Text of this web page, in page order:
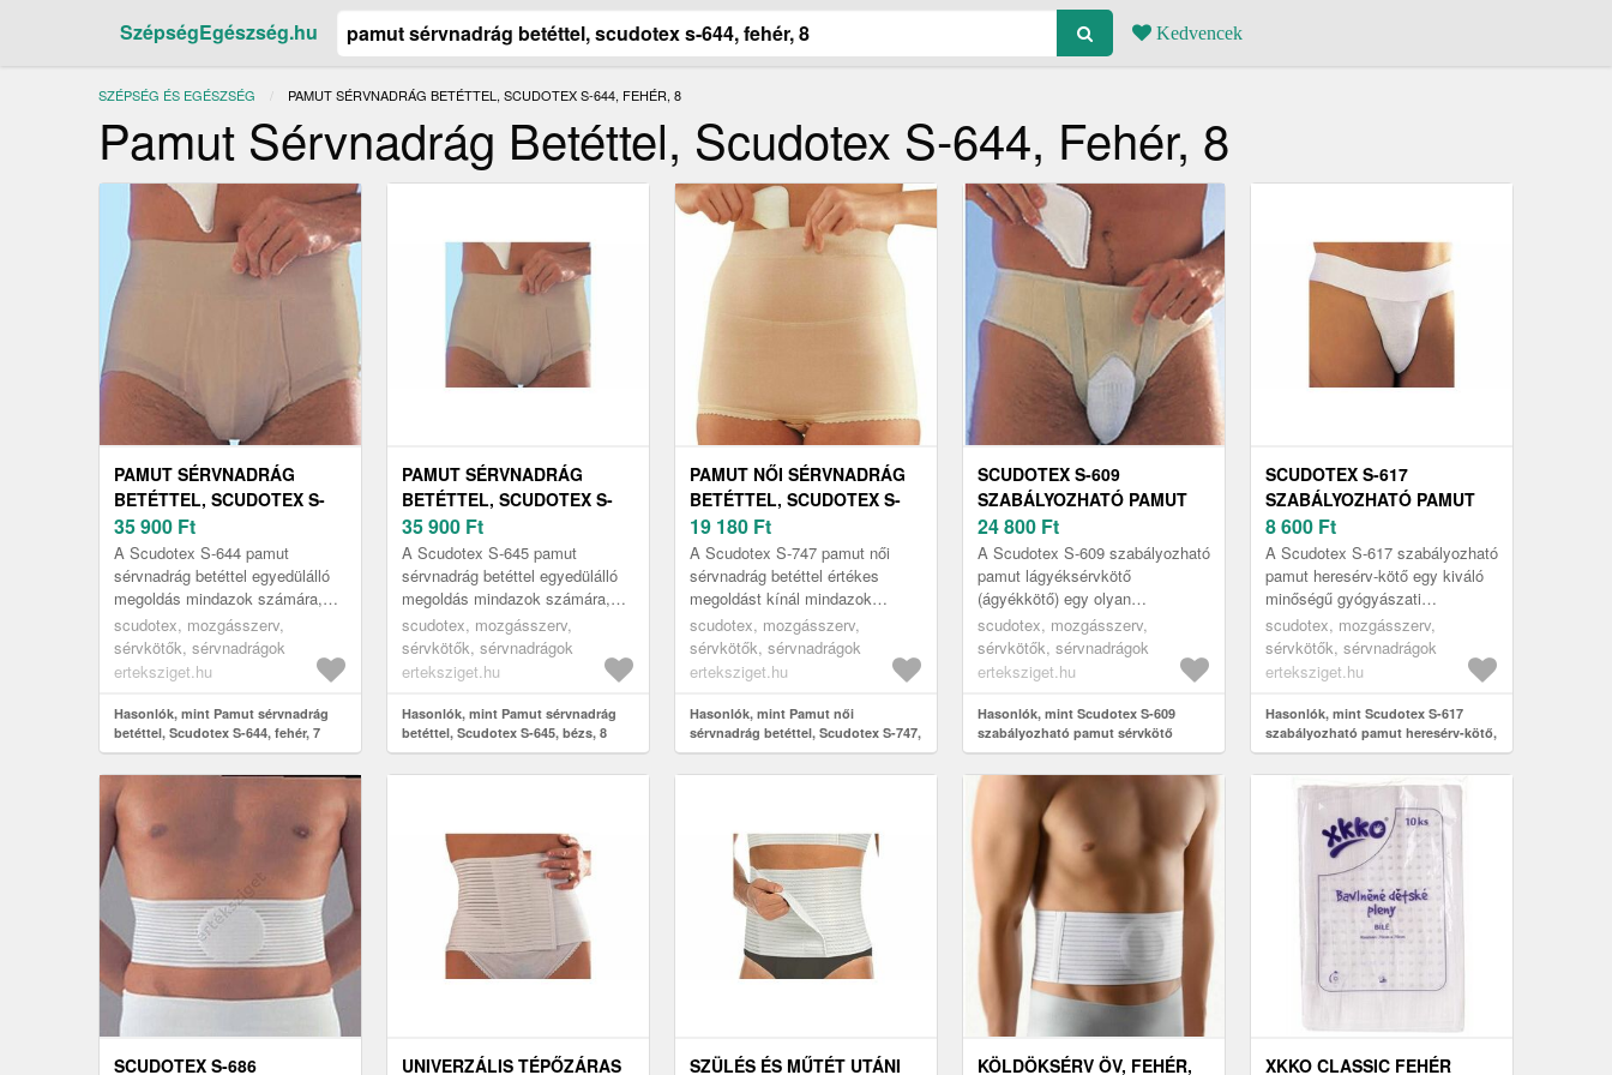
SzépségEgészség.hu Kedvencek
SZÉPSÉG ÉS EGÉSZSÉG JELENLEGI:
PAMUT SÉRVNADRÁG BETÉTTEL, SCUDOTEX S-644, FEHÉR, 8
Pamut Sérvnadrág Betéttel, Scudotex S-644, Fehér, 8
PAMUT SÉRVNADRÁG
BETÉTTEL, SCUDOTEX S-
644, FEHÉR, 7
35 900 Ft
A Scudotex S-644 pamut
sérvnadrág betéttel egyedülálló
megoldás mindazok számára,
akik sérvkötőt keresnek
mindennapi használatra, vagy
műtét utáni ...
scudotex, mozgásszerv,
sérvkötők, sérvnadrágok
erteksziget.hu
Hasonlók, mint Pamut sérvnadrág
betéttel, Scudotex S-644, fehér, 7
PAMUT SÉRVNADRÁG
BETÉTTEL, SCUDOTEX S-
645, BÉZS, 8
35 900 Ft
A Scudotex S-645 pamut
sérvnadrág betéttel egyedülálló
megoldás mindazok számára,
akik sérvkötőt keresnek
mindennapi használatra, vagy
műtét utáni ...
scudotex, mozgásszerv,
sérvkötők, sérvnadrágok
erteksziget.hu
Hasonlók, mint Pamut sérvnadrág
betéttel, Scudotex S-645, bézs, 8
PAMUT NŐI SÉRVNADRÁG
BETÉTTEL, SCUDOTEX S-
747, 4
19 180 Ft
A Scudotex S-747 pamut női
sérvnadrág betéttel értékes
megoldást kínál mindazok
számára, akik műtét utáni
regenerációt vagy megelőzést
keresnek. Ez...
scudotex, mozgásszerv,
sérvkötők, sérvnadrágok
erteksziget.hu
Hasonlók, mint Pamut női
sérvnadrág betéttel, Scudotex S-747,
4
SCUDOTEX S-609
SZABÁLYOZHATÓ PAMUT
SÉRVKÖTŐ (ÁGYÉKKÖTŐ),
BÉZS, 8
24 800 Ft
A Scudotex S-609 szabályozható
pamut lágyéksérvkötő
(ágyékkötő) egy olyan
gyógyászati segédeszköz, amely
hatékony megoldást nyújt a
lágyéksérv támo...
scudotex, mozgásszerv,
sérvkötők, sérvnadrágok
erteksziget.hu
Hasonlók, mint Scudotex S-609
szabályozható pamut sérvkötő
(ágyékkötő), bézs, 8
SCUDOTEX S-617
SZABÁLYOZHATÓ PAMUT
HERESÉRV-KÖTŐ, 7
8 600 Ft
A Scudotex S-617 szabályozható
pamut heresérv-kötő egy kiváló
minőségű gyógyászati
segédeszköz, amely megoldást
kínál azok számára, akik
heresérvve...
scudotex, mozgásszerv,
sérvkötők, sérvnadrágok
erteksziget.hu
Hasonlók, mint Scudotex S-617
szabályozható pamut heresérv-kötő,
7
SCUDOTEX S-686
UNIVERZÁLIS TÉPŐZÁRAS
SZÜLÉS ÉS MŰTÉT UTÁNI
KÖLDÖKSÉRV ÖV, FEHÉR,
XKKO CLASSIC FEHÉR